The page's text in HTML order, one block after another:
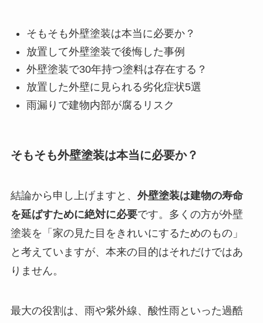
そもそも外壁塗装は本当に必要か？
放置して外壁塗装で後悔した事例
外壁塗装で30年持つ塗料は存在する？
放置した外壁に見られる劣化症状5選
雨漏りで建物内部が腐るリスク
そもそも外壁塗装は本当に必要か？
結論から申し上げますと、 外壁塗装は建物の寿命
を延ばすために絶対に必要です。多くの方が外壁
塗装を「家の見た目をきれいにするためのもの」
と考えていますが、本来の目的はそれだけではあ
りません。
最大の役割は、雨や紫外線、酸性雨といった過酷